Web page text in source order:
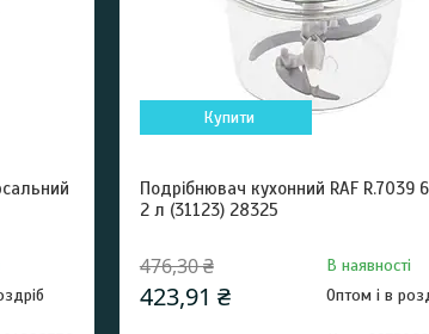
Купити
Подрібнювач кухонний RAF R.7039
2 л (31123) 28325
476,30 ₴
423,91 ₴
В наявності
Оптом і в